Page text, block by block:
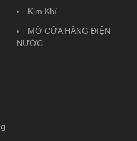
Kim Khí
MỞ CỬA HÀNG ĐIỆN
NƯỚC